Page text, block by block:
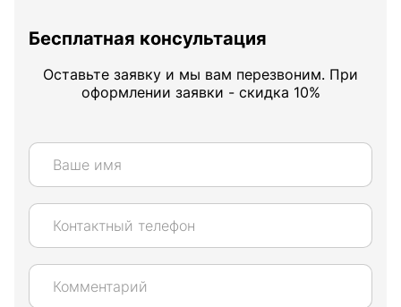
Бесплатная консультация
Оставьте заявку и мы вам перезвоним. При
оформлении заявки - скидка 10%